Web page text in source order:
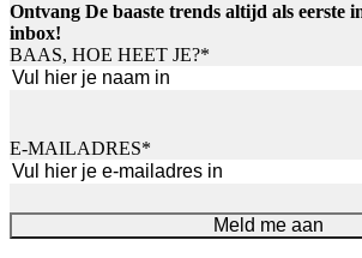
Ontvang De baaste trends altijd als eerste
inbox!
BAAS, HOE HEET JE?*
E-MAILADRES*
Meld me aan